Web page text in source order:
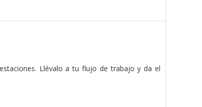
Llévalo a tu flujo de trabajo y da el